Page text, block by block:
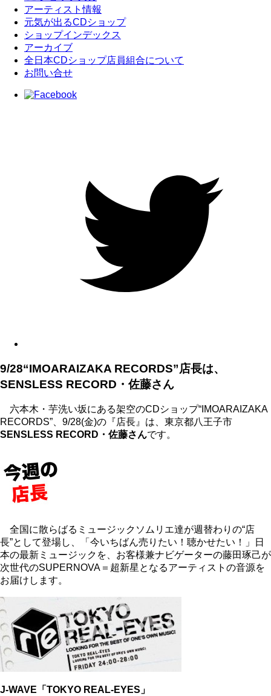
アーティスト情報
元気が出るCDショップ
ショップインデックス
アーカイブ
全日本CDショップ店員組合について
お問い合せ
9/28“IMOARAIZAKA RECORDS”店長は、
SENSLESS RECORD・佐藤さん
六本木・芋洗い坂にある架空のCDショップ“IMOARAIZAKA
RECORDS”、9/28(金)の『店長』は、東京都八王子市
SENSLESS RECORD・佐藤さんです。
全国に散らばるミュージックソムリエ達が週替わりの“店
長”として登場し、「今いちばん売りたい！聴かせたい！」日
本の最新ミュージックを、お客様兼ナビゲーターの藤田琢己が
次世代のSUPERNOVA＝超新星となるアーティストの音源を
お届けします。
J-WAVE「TOKYO REAL-EYES」